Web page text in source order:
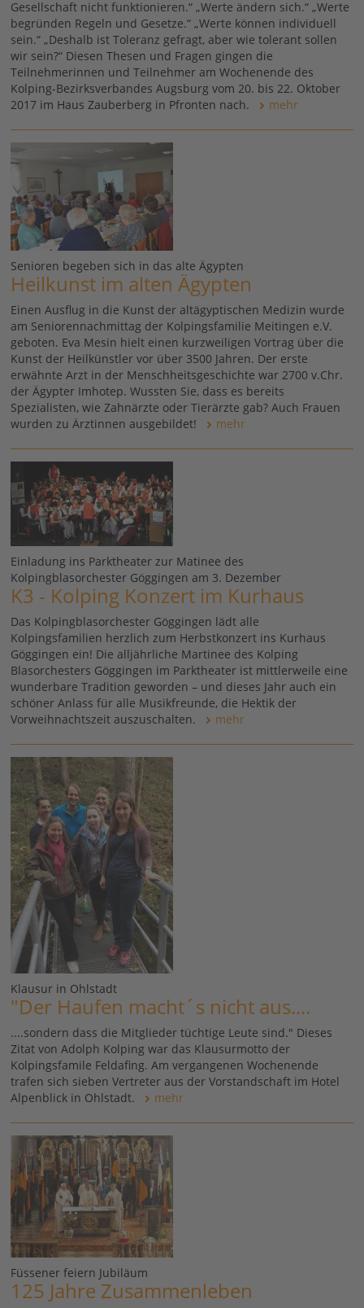
Gesellschaft nicht funktionieren.“ „Werte ändern sich.“ „Werte
begründen Regeln und Gesetze.“ „Werte können individuell
sein.“ „Deshalb ist Toleranz gefragt, aber wie tolerant sollen
wir sein?“ Diesen Thesen und Fragen gingen die
Teilnehmerinnen und Teilnehmer am Wochenende des
Kolping-Bezirksverbandes Augsburg vom 20. bis 22. Oktober
2017 im Haus Zauberberg in Pfronten nach.
mehr
Senioren begeben sich in das alte Ägypten
Heilkunst im alten Ägypten
Einen Ausflug in die Kunst der altägyptischen Medizin wurde
am Seniorennachmittag der Kolpingsfamilie Meitingen e.V.
geboten. Eva Mesin hielt einen kurzweiligen Vortrag über die
Kunst der Heilkünstler vor über 3500 Jahren. Der erste
erwähnte Arzt in der Menschheitsgeschichte war 2700 v.Chr.
der Ägypter Imhotep. Wussten Sie, dass es bereits
Spezialisten, wie Zahnärzte oder Tierärzte gab? Auch Frauen
wurden zu Ärztinnen ausgebildet!
mehr
Einladung ins Parktheater zur Matinee des
Kolpingblasorchester Göggingen am 3. Dezember
K3 - Kolping Konzert im Kurhaus
Das Kolpingblasorchester Göggingen lädt alle
Kolpingsfamilien herzlich zum Herbstkonzert ins Kurhaus
Göggingen ein! Die alljährliche Martinee des Kolping
Blasorchesters Göggingen im Parktheater ist mittlerweile eine
wunderbare Tradition geworden – und dieses Jahr auch ein
schöner Anlass für alle Musikfreunde, die Hektik der
Vorweihnachtszeit auszuschalten.
mehr
Klausur in Ohlstadt
"Der Haufen macht´s nicht aus....
....sondern dass die Mitglieder tüchtige Leute sind." Dieses
Zitat von Adolph Kolping war das Klausurmotto der
Kolpingsfamile Feldafing. Am vergangenen Wochenende
trafen sich sieben Vertreter aus der Vorstandschaft im Hotel
Alpenblick in Ohlstadt.
mehr
Füssener feiern Jubiläum
125 Jahre Zusammenleben